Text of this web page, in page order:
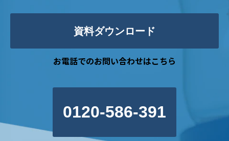
資料ダウンロード
お電話でのお問い合わせはこちら
0120-586-391